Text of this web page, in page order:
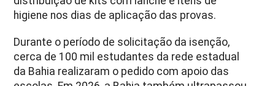
higiene nos dias de aplicação das provas.
Durante o período de solicitação da isenção,
cerca de 100 mil estudantes da rede estadual
da Bahia realizaram o pedido com apoio das